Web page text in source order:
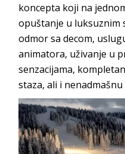
koncepta koji na
opuštanje u luksuznim
odmor sa decom,
animatora, uživanje u
senzacijama,
staza, ali i